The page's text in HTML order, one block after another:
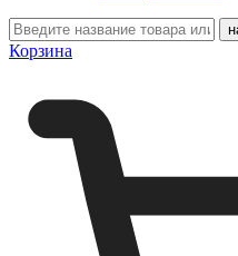
Корзина